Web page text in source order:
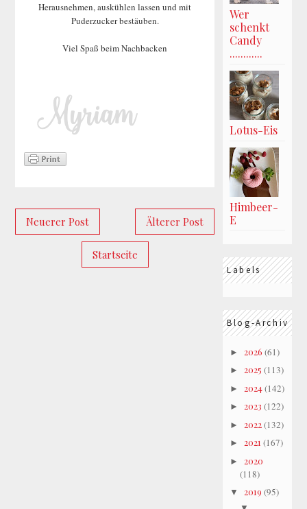
Herausnehmen, auskühlen lassen und mit
Puderzucker bestäuben.
Viel Spaß beim Nachbacken
Neuerer Post Älterer Post
Startseite
Wer
schenkt
Candy
............
Lotus-Eis
Himbeer-
E
Labels
Blog-Archiv
► 2026 (61)
► 2025 (113)
► 2024(142)
► 2023 (122)
► 2022(132)
► 2021 (167)
► 2020
(118)
▼ 2019 (95)